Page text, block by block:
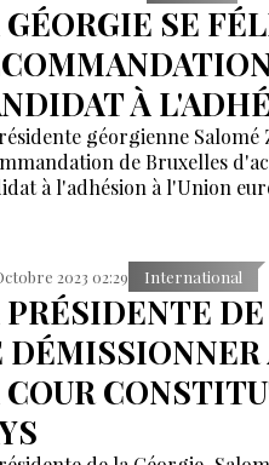
SE
À
géorgienne
de Bruxelles
à l'adhésion à l'Union
2023 02:29 International
DÉMISSIONNER